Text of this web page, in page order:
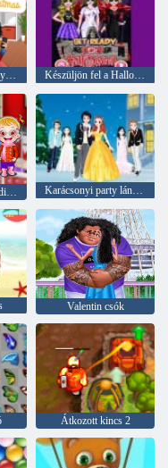
InstaGirls karácsonyi öltöztetős Készüljön fel a Halloweenra
Baba mogyoró téli divat Karácsonyi party lányok
Valentin csók
Átkozott kincs 2